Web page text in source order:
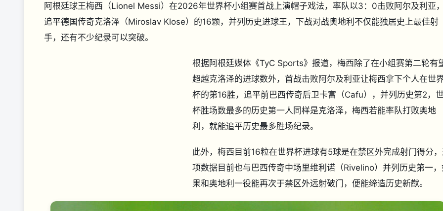
阿根廷球王梅西（Lionel Messi）在2026年世界杯小组赛首战上演帽子戏法，率队以3：0击败阿尔及利亚
追平德国传奇克洛泽（Miroslav Klose）的16颗，并列历史进球王，下战对战奥地利不仅能独居史上最佳射
手，还有不少纪录可以突破。
根据阿根廷媒体《TyC Sports》报道，梅西除了在小组赛第二轮有
超越克洛泽的进球数外，首战击败阿尔及利亚让梅西拿下个人在世
杯的第16胜，追平前巴西传奇后卫卡富（Cafu），并列历史第2，
杯胜场数最多的历史第一人同样是克洛泽，梅西若能率队打败奥地
利，就能追平历史最多胜场纪录。
此外，梅西目前16粒在世界杯进球有5球是在禁区外完成射门得分
项数据目前也与巴西传奇中场里维利诺（Rivelino）并列历史第一
果和奥地利一役能再次于禁区外远射破门，便能缔造历史新猷。